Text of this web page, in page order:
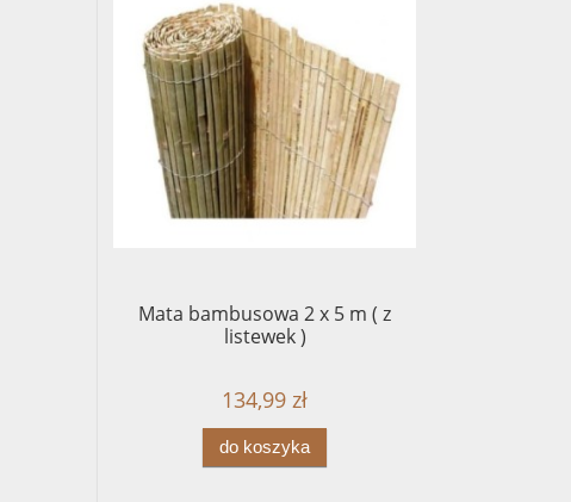
Mata bambusowa 2 x 5 m ( z
listewek )
134,99 zł
do koszyka